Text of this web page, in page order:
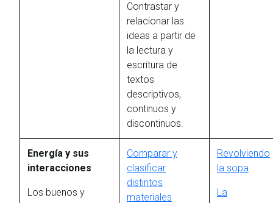
Contrastar y
relacionar las
ideas a partir de
la lectura y
escritura de
textos
descriptivos,
continuos y
discontinuos.
Energía y sus
interacciones
Los buenos y
Comparar y
clasificar
distintos
materiales
Revolviendo
la sopa
La